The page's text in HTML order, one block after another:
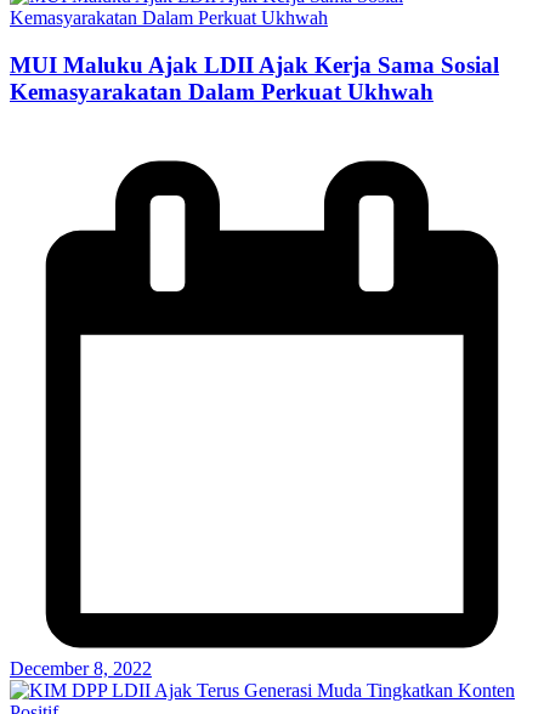
MUI Maluku Ajak LDII Ajak Kerja Sama Sosial
Kemasyarakatan Dalam Perkuat Ukhwah
December 8, 2022